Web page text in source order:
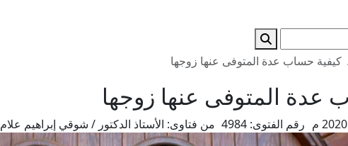
كيفية حساب عدة المتوفى عنها زوجها
عدة المتوفى عنها زوجها
رقم الفتوى: من فتاوى: الأستاذ الدكتور / شوقي إبراهيم علام